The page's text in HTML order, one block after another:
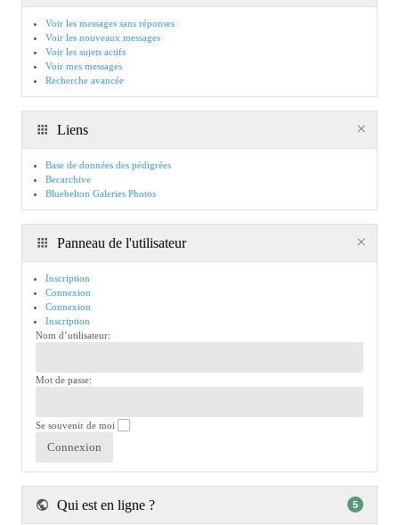
Voir les messages sans réponses
Voir les nouveaux messages
Voir les sujets actifs
Voir mes messages
Recherche avancée
Liens
Base de données des pédigrées
Becarchive
Bluebelton Galeries Photos
Panneau de l'utilisateur
Inscription
Connexion
Connexion
Inscription
Nom d’utilisateur:
Mot de passe:
Se souvenir de moi
Qui est en ligne ? 5